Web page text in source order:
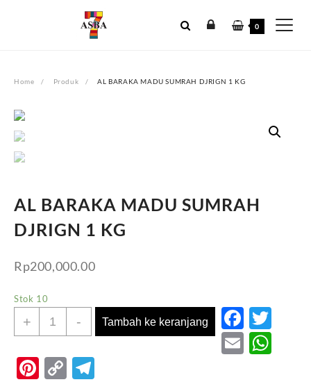
0
Home Produk AL BARAKA MADU SUMRAH DJRIGN 1 KG
AL BARAKA MADU SUMRAH
DJRIGN 1 KG
Rp200,000.00
Stok 10
+
Kuantitas
AL
MADU
- Tambah ke keranjang
Email
Pinterest
Copy